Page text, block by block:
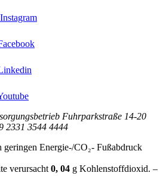
Fuhrparkstraße 14-20
2331 3544 4444
geringen Energie-/CO₂- Fußabdruck
verursacht 0, 04 g Kohlenstoffdioxid. –